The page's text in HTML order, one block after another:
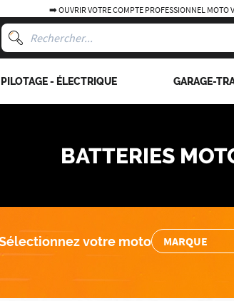
➡️ OUVRIR VOTRE COMPTE PROFESSIONNEL MOTO
PILOTAGE - ÉLECTRIQUE GARAGE-
BATTERIES
votre moto